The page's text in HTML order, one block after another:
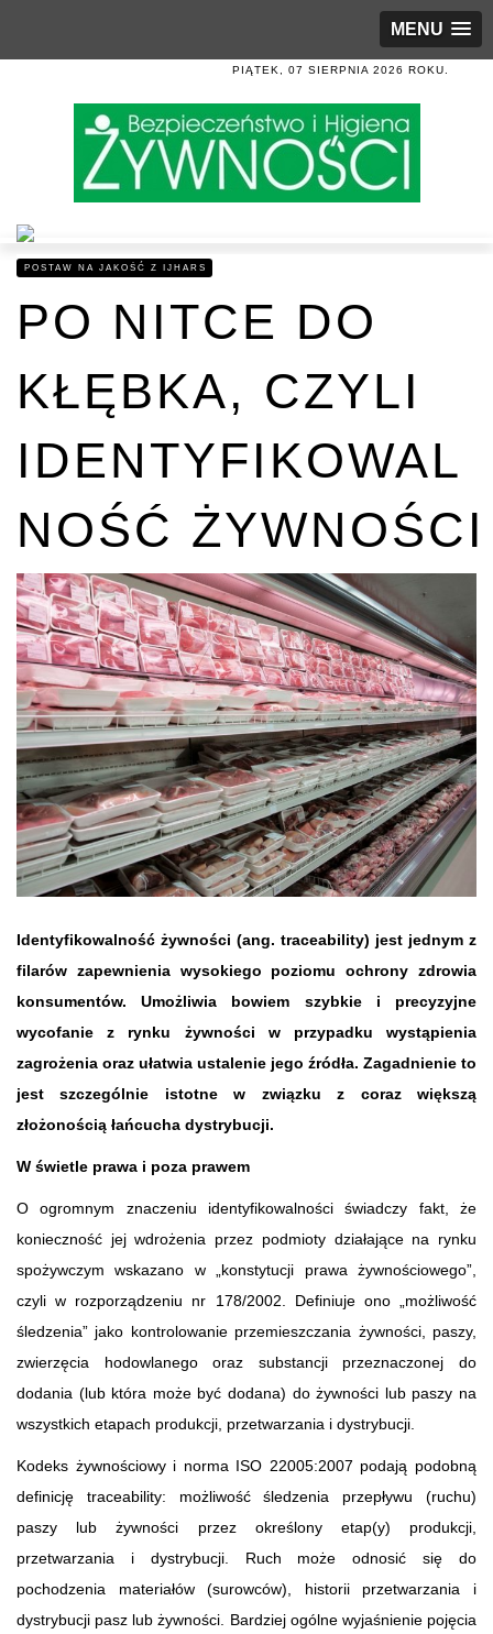
MENU
PIĄTEK, 07 SIERPNIA 2026 ROKU.
POSTAW NA JAKOŚĆ Z IJHARS
PO NITCE DO
KŁĘBKA, CZYLI
IDENTYFIKOWAL
NOŚĆ ŻYWNOŚCI
Identyfikowalność żywności (ang. traceability) jest jednym z
filarów zapewnienia wysokiego poziomu ochrony zdrowia
konsumentów. Umożliwia bowiem szybkie i precyzyjne
wycofanie z rynku żywności w przypadku wystąpienia
zagrożenia oraz ułatwia ustalenie jego źródła. Zagadnienie to
jest szczególnie istotne w związku z coraz większą
złożonością łańcucha dystrybucji.
W świetle prawa i poza prawem
O ogromnym znaczeniu identyfikowalności świadczy fakt, że
konieczność jej wdrożenia przez podmioty działające na rynku
spożywczym wskazano w „konstytucji prawa żywnościowego”,
czyli w rozporządzeniu nr 178/2002. Definiuje ono „możliwość
śledzenia” jako kontrolowanie przemieszczania żywności, paszy,
zwierzęcia hodowlanego oraz substancji przeznaczonej do
dodania (lub która może być dodana) do żywności lub paszy na
wszystkich etapach produkcji, przetwarzania i dystrybucji.
Kodeks żywnościowy i norma ISO 22005:2007 podają podobną
definicję traceability: możliwość śledzenia przepływu (ruchu)
paszy lub żywności przez określony etap(y) produkcji,
przetwarzania i dystrybucji. Ruch może odnosić się do
pochodzenia materiałów (surowców), historii przetwarzania i
dystrybucji pasz lub żywności. Bardziej ogólne wyjaśnienie pojęcia